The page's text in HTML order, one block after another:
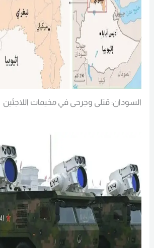
السودان: قتلى وجرحى في مخيمات اللاجئين